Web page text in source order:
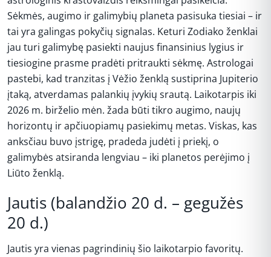
Sėkmės, augimo ir galimybių planeta pasisuka tiesiai – ir
tai yra galingas pokyčių signalas. Keturi Zodiako ženklai
jau turi galimybę pasiekti naujus finansinius lygius ir
tiesiogine prasme pradėti pritraukti sėkmę. Astrologai
pastebi, kad tranzitas į Vėžio ženklą sustiprina Jupiterio
įtaką, atverdamas palankių įvykių srautą. Laikotarpis iki
2026 m. birželio mėn. žada būti tikro augimo, naujų
horizontų ir apčiuopiamų pasiekimų metas. Viskas, kas
anksčiau buvo įstrigę, pradeda judėti į priekį, o
galimybės atsiranda lengviau – iki planetos perėjimo į
Liūto ženklą.
Jautis (balandžio 20 d. – gegužės
20 d.)
Jautis yra vienas pagrindinių šio laikotarpio favoritų.